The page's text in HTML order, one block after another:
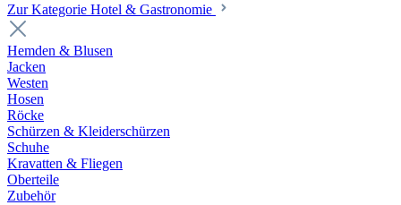
Zur Kategorie Hotel & Gastronomie
Hemden & Blusen
Jacken
Westen
Hosen
Röcke
Schürzen & Kleiderschürzen
Schuhe
Kravatten & Fliegen
Oberteile
Zubehör